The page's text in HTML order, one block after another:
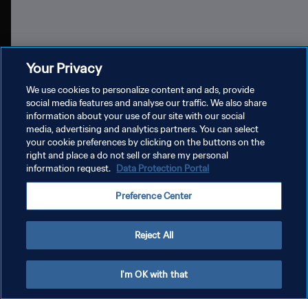
FIFA 비치사커 월드컵 세이셸 2025™
개인정보 보호정책
서비스 약관
Your Privacy
We use cookies to personalize content and ads, provide
social media features and analyse our traffic. We also share
information about your use of our site with our social
media, advertising and analytics partners. You can select
your cookie preferences by clicking on the buttons on the
right and place a do not sell or share my personal
information request. Data Protection Portal
Preference Center
Reject All
I'm OK with that